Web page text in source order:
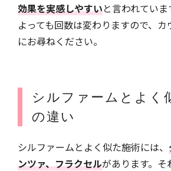
効果を実感しやすいと言われてい
よっても回数は変わりますので、
にお尋ねください。
シルファームとよく
の違い
シルファームとよく似た施術には、
ンツァ、フラクセルがあります。